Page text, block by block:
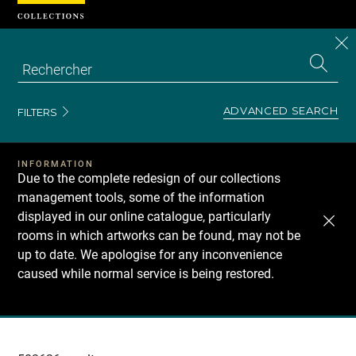
FILTERS ADVANCED SEARCH
INFORMATION
Due to the complete redesign of our collections
management tools, some of the information
displayed in our online catalogue, particularly
rooms in which artworks can be found, may not be
up to date. We apologise for any inconvenience
caused while normal service is being restored.
Recherche
Cookies management panel